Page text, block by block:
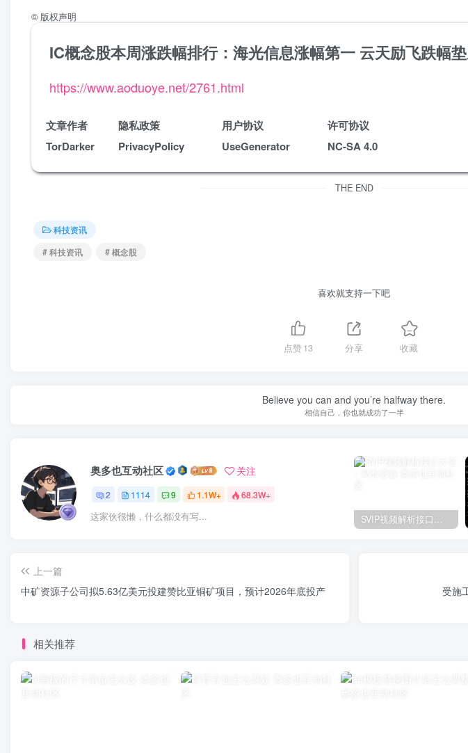
© 版权声明
IC概念股本周涨跌幅排行：海光信息涨幅第一 云天励飞跌幅
https://www.aoduoye.net/2761.html
文章作者
TorDarker
隐私政策
PrivacyPolicy
用户协议
UseGenerator
许可协议
NC-SA 4.0
THE END
科技资讯
# 科技资讯
# 概念股
喜欢就支持一下吧
点赞13 分享 收藏
Believe you can and you’re halfway there.
相信自己，你也就成功了一半
奥多也互动社区 关注
2 1114 9 1.1W+ 68.3W+
这家伙很懒，什么都没有写... SVIP视频解析接口大全 – 站长必备
上一篇
中矿资源子公司拟5.63亿美元投建赞比亚铜矿项目，预计2026年底投产
受施
相关推荐